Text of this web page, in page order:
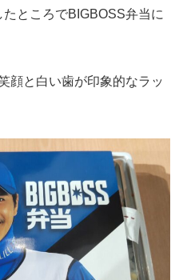
ところでBIGBOSS弁当に
顔と白い歯が印象的なラッ